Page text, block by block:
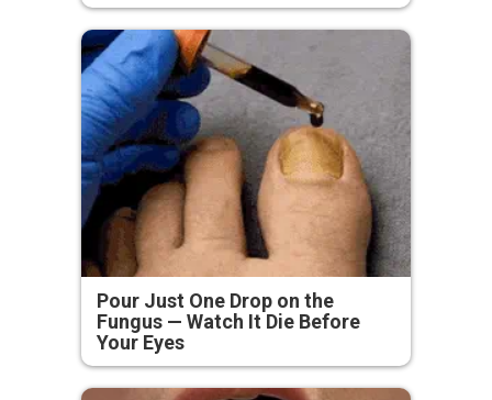
Pour Just One Drop on the
Fungus — Watch It Die Before
Your Eyes